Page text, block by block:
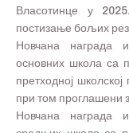
Власотинце у
постизање бољих
Новчана награда
основних школа са
претходној
при том проглашени
Новчана награда